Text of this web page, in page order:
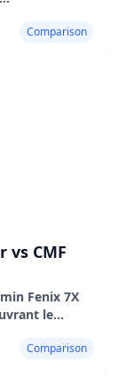
Comparison
vs CMF
Fenix 7X
le
Comparison